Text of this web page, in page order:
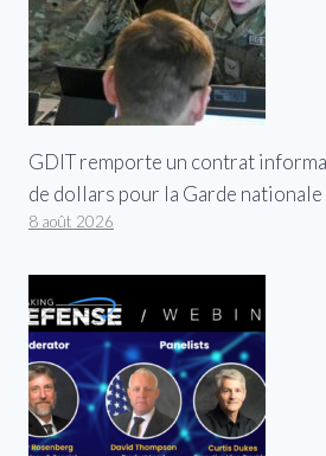
GDIT remporte un contrat
de dollars pour la Garde nationale
8 août 2026